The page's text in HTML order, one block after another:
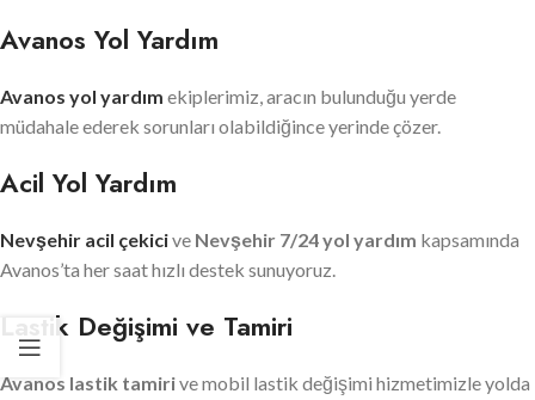
Avanos Yol Yardım
Avanos yol yardım ekiplerimiz, aracın bulunduğu yerde
müdahale ederek sorunları olabildiğince yerinde çözer.
Acil Yol Yardım
Nevşehir acil çekicive Nevşehir 7/24 yol yardım kapsamında
Avanos’ta her saat hızlı destek sunuyoruz.
Lastik Değişimi ve Tamiri
Avanos lastik tamirive mobil lastik değişimi hizmetimizle yolda